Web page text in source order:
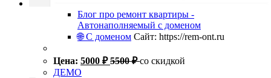
Блог про ремонт квартиры -
Автонаполняемый с доменом
🌐 С доменом Сайт: https://rem-ont.ru
Цена: 5000 ₽ 5500₽ со скидкой
ДЕМО